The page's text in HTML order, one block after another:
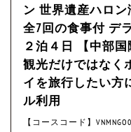
ン 世界遺産ハロ
全7回の食事付 デ
２泊４日 【中部国
観光だけではなく
イを旅行したい方
ル利用
【コースコード】